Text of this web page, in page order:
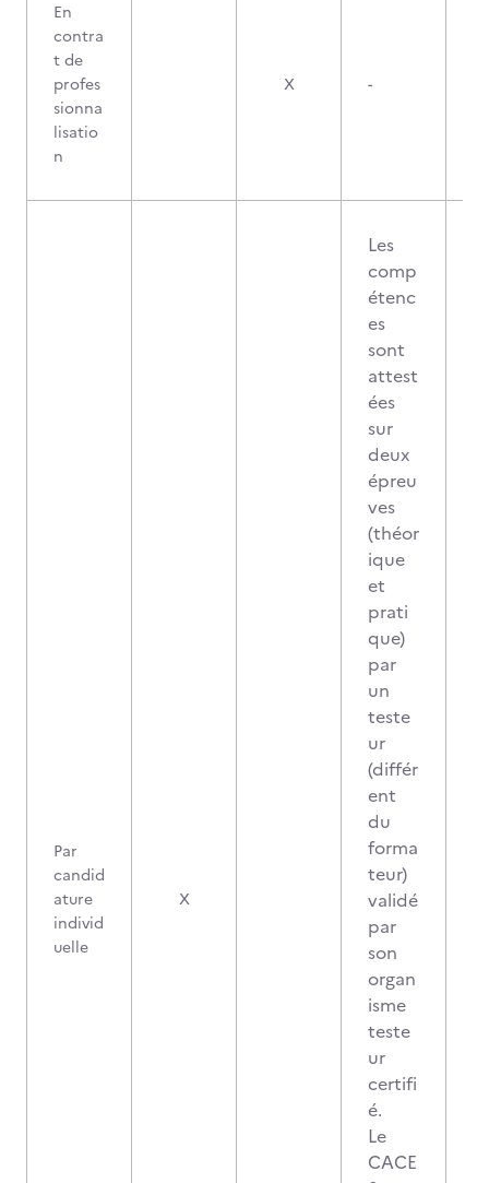
En
contra
t de
profes
sionna
lisatio
n
X -
Par
candid
ature
individ
uelle
X
Les
comp
étenc
es
sont
attest
ées
sur
deux
épreu
ves
(théor
ique
et
prati
que)
par
un
teste
ur
(différ
ent
du
forma
teur)
validé
par
son
organ
isme
teste
ur
certifi
é.
Le
CACE